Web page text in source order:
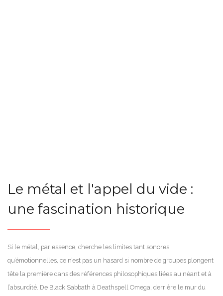
Le métal et l'appel du vide :
une fascination historique
Si le métal, par essence, cherche les limites tant sonores
qu’émotionnelles, ce n’est pas un hasard si nombre de groupes plongent
tête la première dans des références philosophiques liées au néant et à
l’absurdité. De Black Sabbath à Deathspell Omega, derrière le mur du